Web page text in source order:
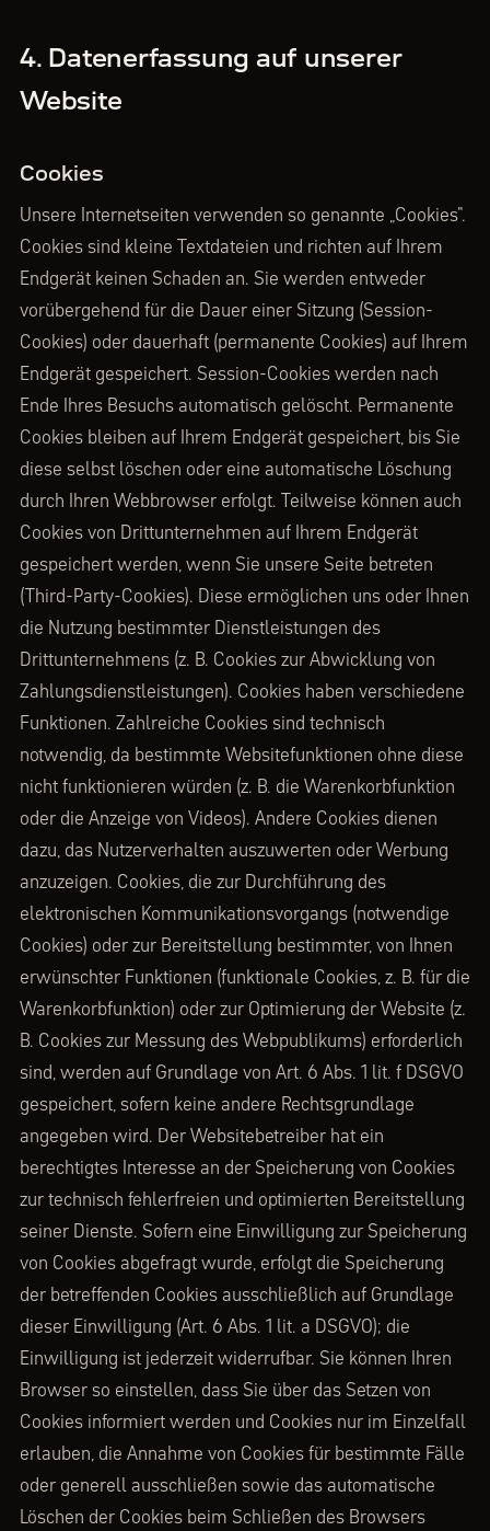
4. Datenerfassung auf unserer
Website
Cookies
Unsere Internetseiten verwenden so genannte „Cookies".
Cookies sind kleine Textdateien und richten auf Ihrem
Endgerät keinen Schaden an. Sie werden entweder
vorübergehend für die Dauer einer Sitzung (Session-
Cookies) oder dauerhaft (permanente Cookies) auf Ihrem
Endgerät gespeichert. Session-Cookies werden nach
Ende Ihres Besuchs automatisch gelöscht. Permanente
Cookies bleiben auf Ihrem Endgerät gespeichert, bis Sie
diese selbst löschen oder eine automatische Löschung
durch Ihren Webbrowser erfolgt. Teilweise können auch
Cookies von Drittunternehmen auf Ihrem Endgerät
gespeichert werden, wenn Sie unsere Seite betreten
(Third-Party-Cookies). Diese ermöglichen uns oder Ihnen
die Nutzung bestimmter Dienstleistungen des
Drittunternehmens (z. B. Cookies zur Abwicklung von
Zahlungsdienstleistungen). Cookies haben verschiedene
Funktionen. Zahlreiche Cookies sind technisch
notwendig, da bestimmte Websitefunktionen ohne diese
nicht funktionieren würden (z. B. die Warenkorbfunktion
oder die Anzeige von Videos). Andere Cookies dienen
dazu, das Nutzerverhalten auszuwerten oder Werbung
anzuzeigen. Cookies, die zur Durchführung des
elektronischen Kommunikationsvorgangs (notwendige
Cookies) oder zur Bereitstellung bestimmter, von Ihnen
erwünschter Funktionen (funktionale Cookies, z. B. für die
Warenkorbfunktion) oder zur Optimierung der Website (z.
B. Cookies zur Messung des Webpublikums) erforderlich
sind, werden auf Grundlage von Art. 6 Abs. 1 lit. f DSGVO
gespeichert, sofern keine andere Rechtsgrundlage
angegeben wird. Der Websitebetreiber hat ein
berechtigtes Interesse an der Speicherung von Cookies
zur technisch fehlerfreien und optimierten Bereitstellung
seiner Dienste. Sofern eine Einwilligung zur Speicherung
von Cookies abgefragt wurde, erfolgt die Speicherung
der betreffenden Cookies ausschließlich auf Grundlage
dieser Einwilligung (Art. 6 Abs. 1 lit. a DSGVO); die
Einwilligung ist jederzeit widerrufbar. Sie können Ihren
Browser so einstellen, dass Sie über das Setzen von
Cookies informiert werden und Cookies nur im Einzelfall
erlauben, die Annahme von Cookies für bestimmte Fälle
oder generell ausschließen sowie das automatische
Löschen der Cookies beim Schließen des Browsers